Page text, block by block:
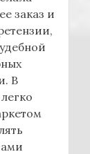
заказ и
В